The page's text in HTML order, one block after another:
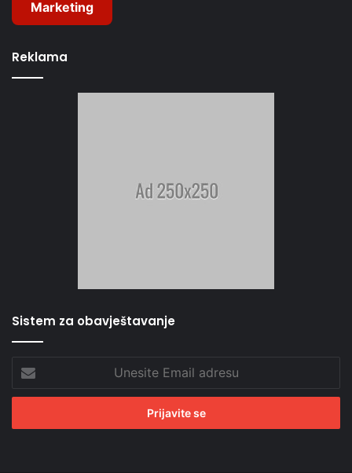
Marketing
Reklama
Sistem za obavještavanje
Email
adresu